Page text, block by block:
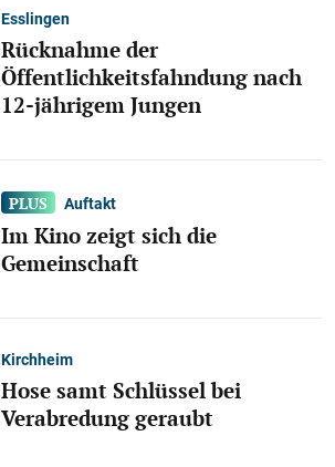
Esslingen
Rücknahme der
Öffentlichkeitsfahndung nach
12-jährigem Jungen
Auftakt
Im Kino zeigt sich die
Gemeinschaft
Kirchheim
Hose samt Schlüssel bei
Verabredung geraubt